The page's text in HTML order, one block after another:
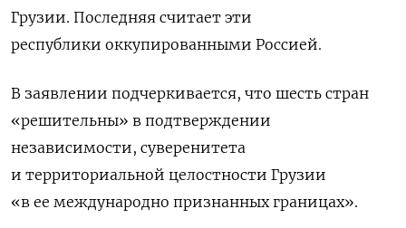
Грузии. Последняя считает эти
республики оккупированными Россией.
В заявлении подчеркивается, что шесть стран
«решительны» в подтверждении
независимости, суверенитета
и территориальной целостности Грузии
«в ее международно признанных границах».